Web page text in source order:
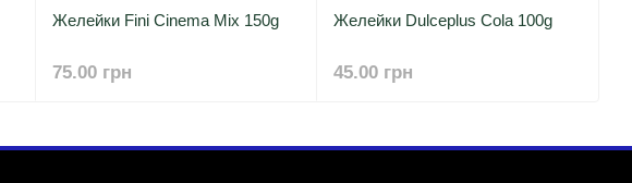
Желейки Fini Cinema Mix 150g
75.00 грн
Желейки Dulceplus Cola 100g
45.00 грн